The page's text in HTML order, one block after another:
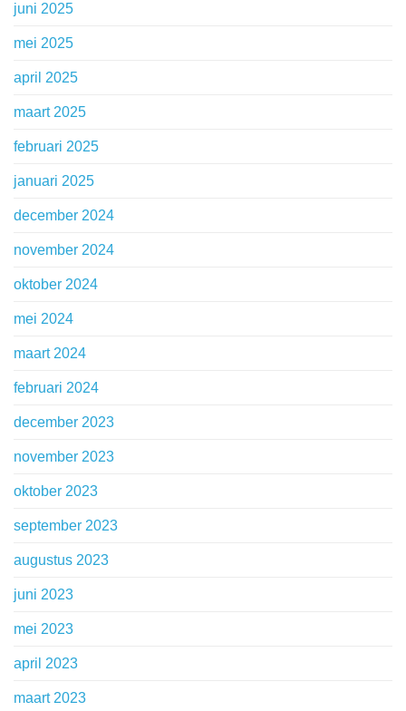
juni 2025
mei 2025
april 2025
maart 2025
februari 2025
januari 2025
december 2024
november 2024
oktober 2024
mei 2024
maart 2024
februari 2024
december 2023
november 2023
oktober 2023
september 2023
augustus 2023
juni 2023
mei 2023
april 2023
maart 2023